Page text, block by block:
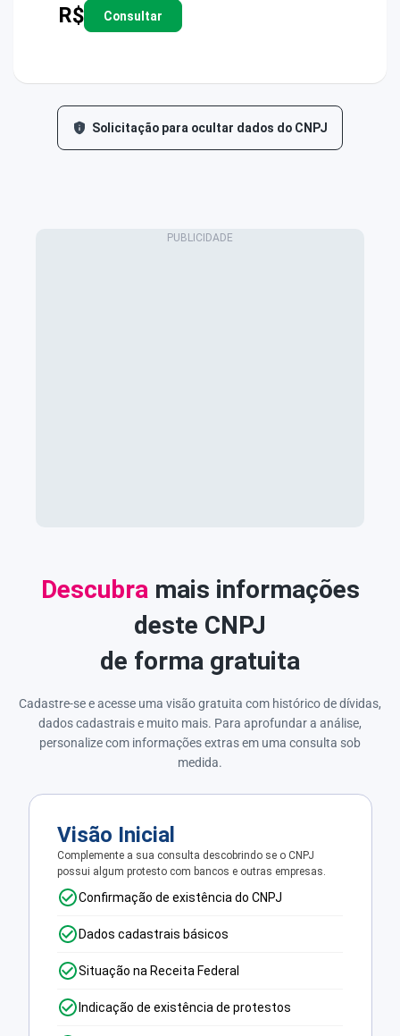
R$ Consultar
Solicitação para ocultar dados do CNPJ
Descubra mais informações
deste CNPJ
de forma gratuita
Cadastre-se e acesse uma visão gratuita com histórico de dívidas,
dados cadastrais e muito mais. Para aprofundar a análise,
personalize com informações extras em uma consulta sob
medida.
Visão Inicial
Complemente a sua consulta descobrindo se o CNPJ
possui algum protesto com bancos e outras empresas.
Confirmação de existência do CNPJ
Dados cadastrais básicos
Situação na Receita Federal
Indicação de existência de protestos